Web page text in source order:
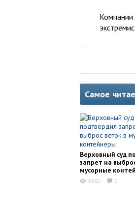
Компании
Самое
Верховный суд
запрет на
мусорные
3582 0